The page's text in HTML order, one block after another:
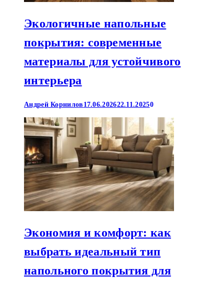
Экологичные напольные
покрытия: современные
материалы для устойчивого
интерьера
Андрей Корнилов 17.06.202622.11.20250
Экономия и комфорт: как
выбрать идеальный тип
напольного покрытия для